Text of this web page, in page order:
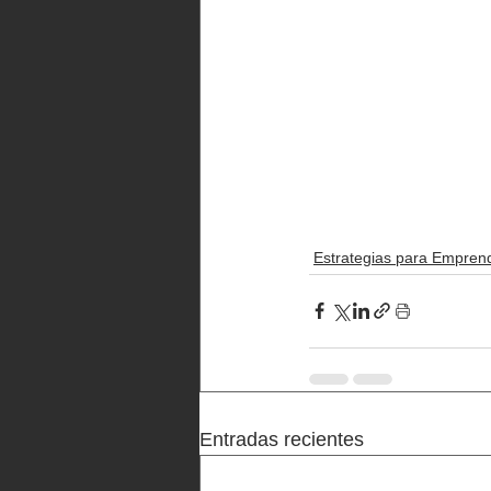
Estrategias para
Entradas recientes